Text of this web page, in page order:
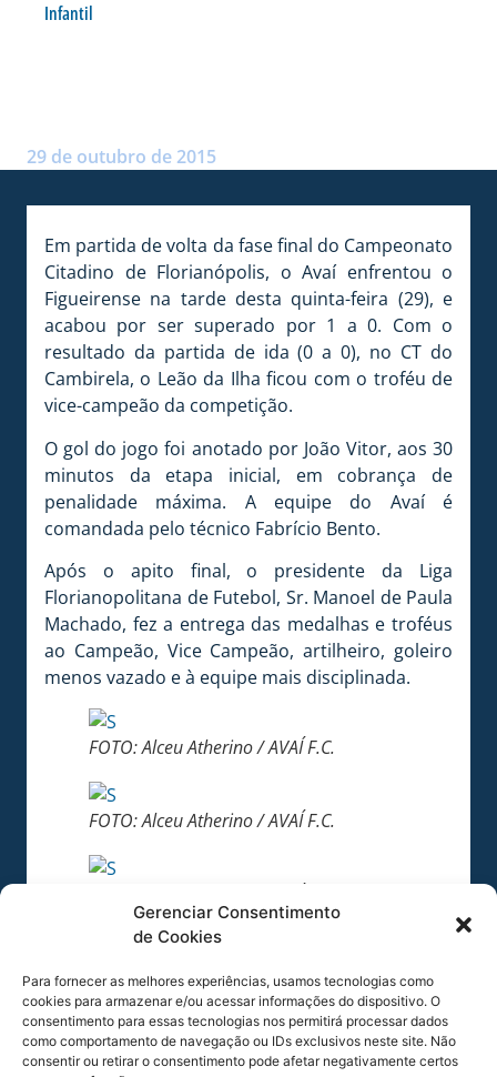
Gerenciar Consentimento
de Cookies
Para fornecer as melhores experiências, usamos tecnologias como
cookies para armazenar e/ou acessar informações do dispositivo. O
consentimento para essas tecnologias nos permitirá processar dados
como comportamento de navegação ou IDs exclusivos neste site. Não
consentir ou retirar o consentimento pode afetar negativamente certos
Infantil
29 de outubro de 2015
Em partida de volta da fase final do Campeonato
Citadino de Florianópolis, o Avaí enfrentou o
Figueirense na tarde desta quinta-feira (29), e
acabou por ser superado por 1 a 0. Com o
resultado da partida de ida (0 a 0), no CT do
Cambirela, o Leão da Ilha ficou com o troféu de
vice-campeão da competição.
O gol do jogo foi anotado por João Vitor, aos 30
minutos da etapa inicial, em cobrança de
penalidade máxima. A equipe do Avaí é
comandada pelo técnico Fabrício Bento.
Após o apito final, o presidente da Liga
Florianopolitana de Futebol, Sr. Manoel de Paula
Machado, fez a entrega das medalhas e troféus
ao Campeão, Vice Campeão, artilheiro, goleiro
menos vazado e à equipe mais disciplinada.
FOTO: Alceu Atherino / AVAÍ F.C.
FOTO: Alceu Atherino / AVAÍ F.C.
FOTO: Alceu Atherino / AVAÍ F.C.